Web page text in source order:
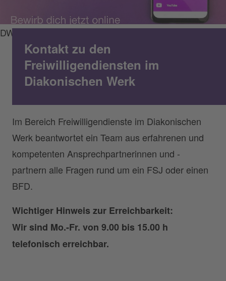
DWBO/Freiwilligendienste
Kontakt zu den
Freiwilligendiensten im
Diakonischen Werk
Im Bereich Freiwilligendienste im Diakonischen
Werk beantwortet ein Team aus erfahrenen und
kompetenten Ansprechpartnerinnen und -
partnern alle Fragen rund um ein FSJ oder einen
BFD.
Wichtiger Hinweis zur Erreichbarkeit:
Wir sind Mo.-Fr. von 9.00 bis 15.00 h
telefonisch erreichbar.